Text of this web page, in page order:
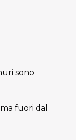
sono
fuori dal